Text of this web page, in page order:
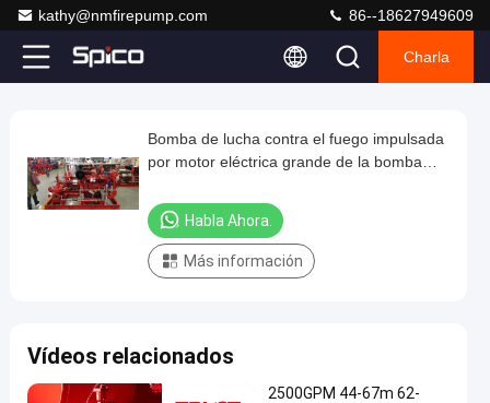
kathy@nmfirepump.com 86--18627949609
Charla
Video
Time
0:00/0:00
Loaded:
Auto
de
lucha
por
motor
Bomba de lucha contra el fuego impulsada
por motor eléctrica grande de la bomba
determinado
Habla Ahora.
Más información
Vídeos relacionados
2500GPM 44-67m 62-